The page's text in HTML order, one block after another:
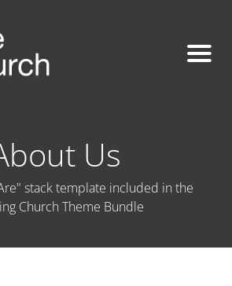
Us
stack template included in the
Church Theme Bundle